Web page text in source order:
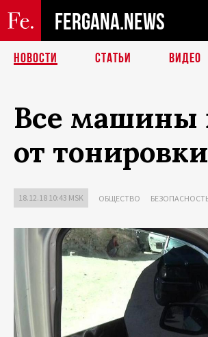
FERGANA.NEWS
НОВОСТИ СТАТЬИ ВИДЕО
Все машины
от тонировки
18.12.18 10:43 MSK ОБЩЕСТВО